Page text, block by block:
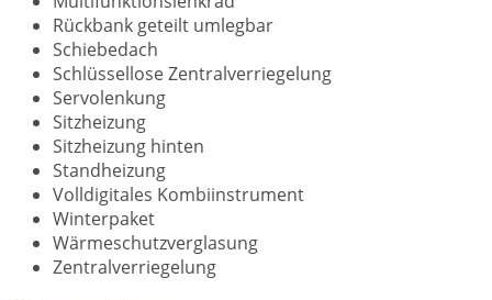
Rückbank geteilt umlegbar
Schiebedach
Schlüssellose Zentralverriegelung
Servolenkung
Sitzheizung
Sitzheizung hinten
Standheizung
Volldigitales Kombiinstrument
Winterpaket
Wärmeschutzverglasung
Zentralverriegelung